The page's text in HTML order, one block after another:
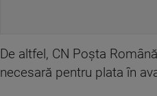
De altfel, CN Poşta
necesară pentru plata în